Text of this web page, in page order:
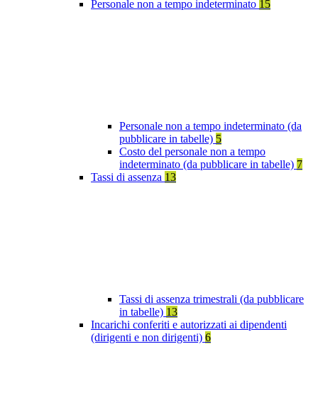
Personale non a tempo indeterminato 15
Personale non a tempo indeterminato (da
pubblicare in tabelle) 5
Costo del personale non a tempo
indeterminato (da pubblicare in tabelle) 7
Tassi di assenza 13
Tassi di assenza trimestrali (da pubblicare
in tabelle) 13
Incarichi conferiti e autorizzati ai dipendenti
(dirigenti e non dirigenti) 6